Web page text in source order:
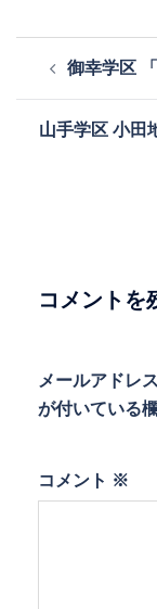
ビ
ン
御幸学区
山手学区 小田
コメントを
メールアドレ
が付いている
コメント ※